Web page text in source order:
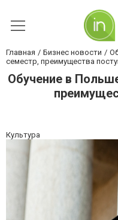
Главная Бизнес новости
семестр, преимущества
Обучение в
Культура